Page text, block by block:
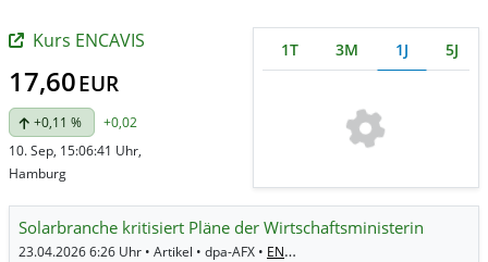
Kurs ENCAVIS
17,60EUR
+0,11 %
+0,02
10. Sep, 15:06:41 Uhr,
Hamburg
1T 3M 1J 5J
Solarbranche kritisiert Pläne der Wirtschaftsministerin
23.04.2026 6:26 Uhr • Artikel • dpa-AFX • ENCAVIS